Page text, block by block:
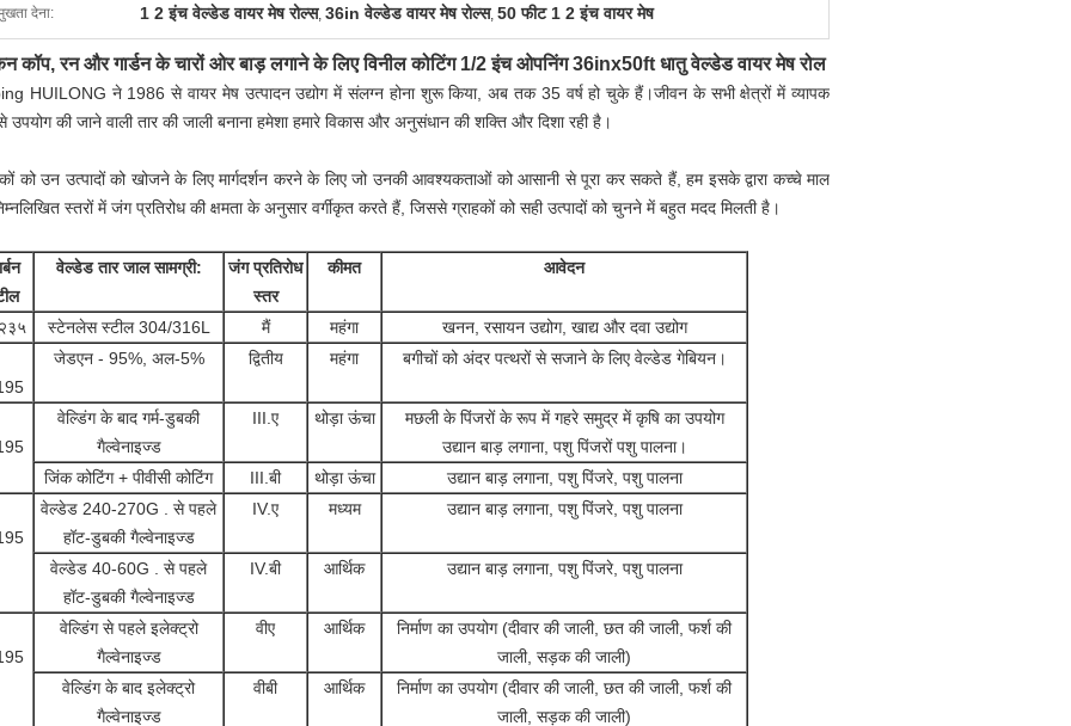
देना: 1 2 इंच वेल्डेड वायर मेष रोल्स, 36in वेल्डेड वायर मेष रोल्स, 50 फीट 1 2 इंच वायर मेष
कॉप, रन और गार्डन के चारों ओर बाड़ लगाने के लिए विनील कोटिंग 1/2 इंच ओपनिंग 36inx50ft धातु वेल्डेड वायर मेष रोल
HUILONG ने 1986 से वायर मेष उत्पादन उद्योग में संलग्न होना शुरू किया, अब तक 35 वर्ष हो चुके हैं।जीवन के सभी क्षेत्रों में व्यापक
उपयोग की जाने वाली तार की जाली बनाना हमेशा हमारे विकास और अनुसंधान की शक्ति और दिशा रही है।
को उन उत्पादों को खोजने के लिए मार्गदर्शन करने के लिए जो उनकी आवश्यकताओं को आसानी से पूरा कर सकते हैं, हम इसके द्वारा कच्चे माल
स्तरों में जंग प्रतिरोध की क्षमता के अनुसार वर्गीकृत करते हैं, जिससे ग्राहकों को सही उत्पादों को चुनने में बहुत मदद मिलती है।
वेल्डेड तार जाल सामग्री:
जंग प्रतिरोध
स्तर
कीमत आवेदन
स्टेनलेस स्टील 304/316L मैं महंगा खनन, रसायन उद्योग, खाद्य और दवा उद्योग
जेडएन - 95%, अल-5% द्वितीय महंगा बगीचों को अंदर पत्थरों से सजाने के लिए वेल्डेड गेबियन।
वेल्डिंग के बाद गर्म-डुबकी
गैल्वेनाइज्ड
III.ए थोड़ा ऊंचा
मछली के पिंजरों के रूप में गहरे समुद्र में कृषि का उपयोग
उद्यान बाड़ लगाना, पशु पिंजरों पशु पालना।
जिंक कोटिंग + पीवीसी कोटिंग
III.बी थोड़ा ऊंचा उद्यान बाड़ लगाना, पशु पिंजरे, पशु पालना
वेल्डेड 240-270G . से पहले
हॉट-डुबकी गैल्वेनाइज्ड
IV.ए मध्यम उद्यान बाड़ लगाना, पशु पिंजरे, पशु पालना
वेल्डेड 40-60G . से पहले
हॉट-डुबकी गैल्वेनाइज्ड
IV.बी आर्थिक उद्यान बाड़ लगाना, पशु पिंजरे, पशु पालना
वेल्डिंग से पहले इलेक्ट्रो
गैल्वेनाइज्ड
वीए आर्थिक
निर्माण का उपयोग (दीवार की जाली, छत की जाली, फर्श की
जाली, सड़क की जाली)
वेल्डिंग के बाद इलेक्ट्रो
गैल्वेनाइज्ड
वीबी आर्थिक
निर्माण का उपयोग (दीवार की जाली, छत की जाली, फर्श की
जाली, सड़क की जाली)